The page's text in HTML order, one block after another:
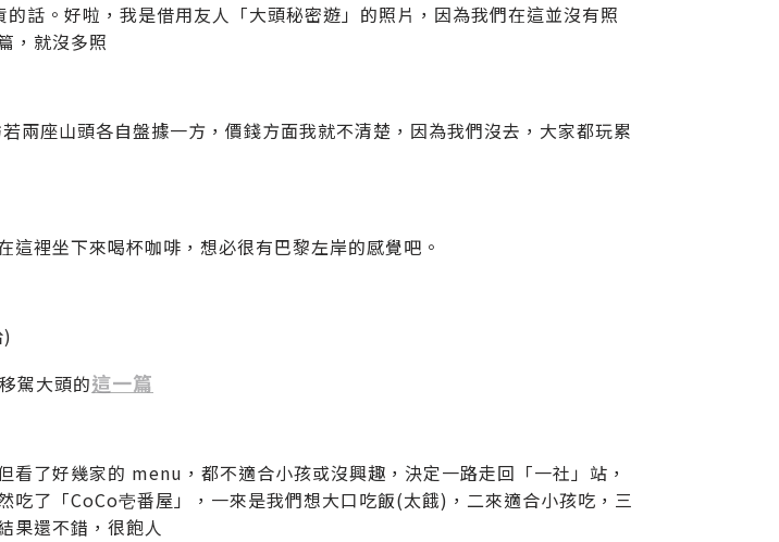
話。好啦，我是借用友人「大頭秘密遊」的照片，因為我們在這並沒有照
，就沒多照
兩座山頭各自盤據一方，價錢方面我就不清楚，因為我們沒去，大家都玩累
裡坐下來喝杯咖啡，想必很有巴黎左岸的感覺吧。
駕大頭的這一篇
看了好幾家的 menu，都不適合小孩或沒興趣，決定一路走回「一社」站，
吃了「CoCo壱番屋」，一來是我們想大口吃飯(太餓)，二來適合小孩吃，三
果還不錯，很飽人